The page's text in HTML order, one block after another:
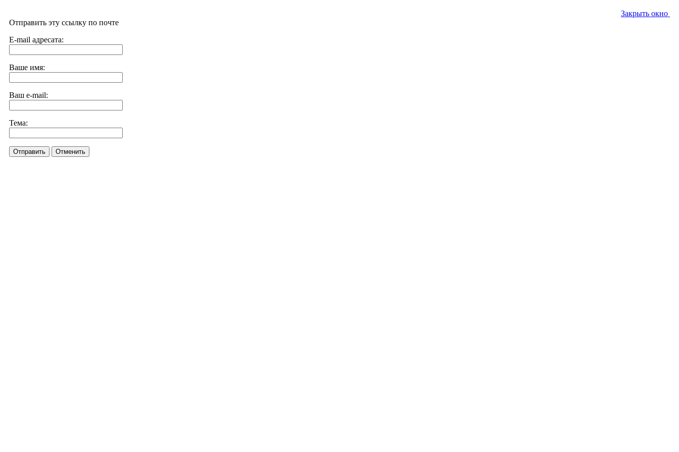
Закрыть окно
Отправить эту ссылку по почте
E-mail адресата:
Ваше имя:
Ваш e-mail:
Тема:
Отправить Отменить